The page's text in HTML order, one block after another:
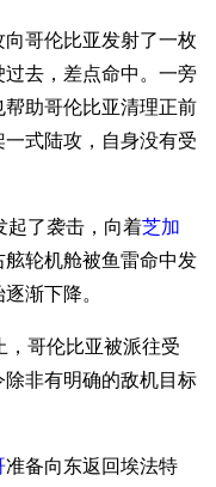
哥伦比亚发射了一枚
去，差点命中。一旁
帮助哥伦比亚清理正前
式陆攻，自身没有受
起了袭击，向着芝加
轮机舱被鱼雷命中发
渐下降。
哥伦比亚被派往受
非有明确的敌机目标
准备向东返回埃法特